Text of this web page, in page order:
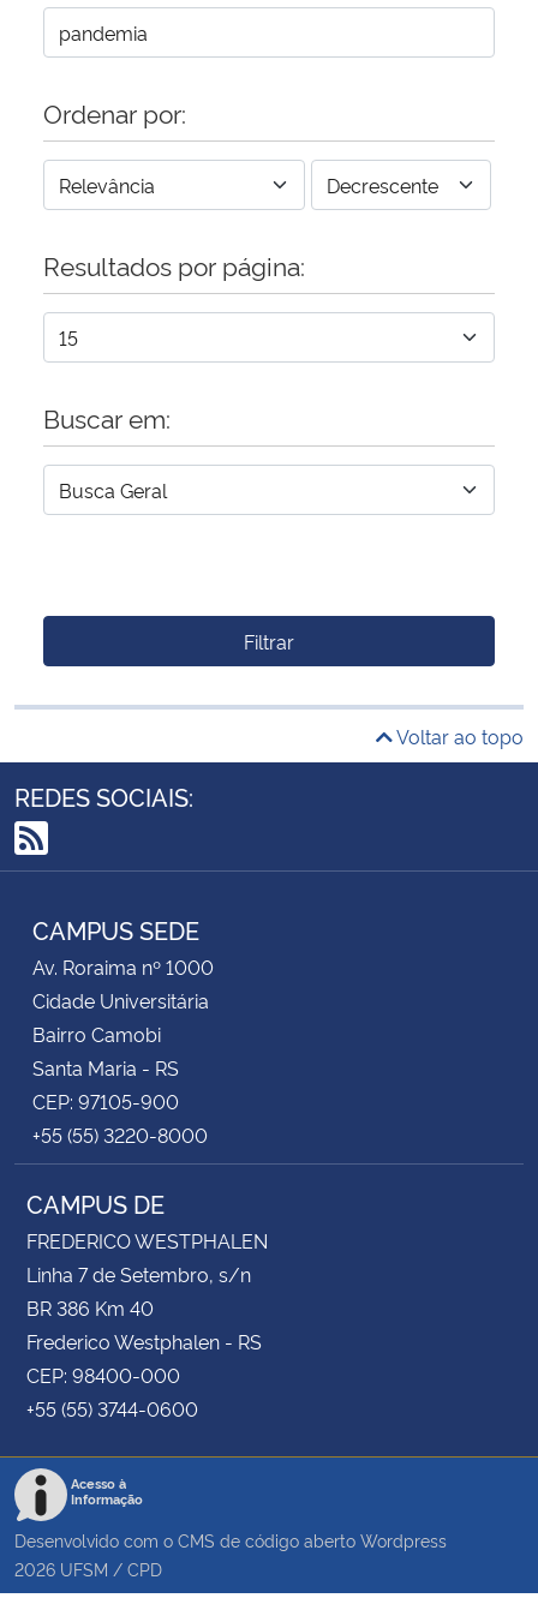
Ordenar por:
Resultados por página:
Buscar em:
Filtrar
Voltar ao topo
REDES SOCIAIS:
RSS
CAMPUS SEDE
Av. Roraima nº 1000
Cidade Universitária
Bairro Camobi
Santa Maria - RS
CEP: 97105-900
+55 (55) 3220-8000
CAMPUS DE
FREDERICO WESTPHALEN
Linha 7 de Setembro, s/n
BR 386 Km 40
Frederico Westphalen - RS
CEP: 98400-000
+55 (55) 3744-0600
Acesso à
Informação
Desenvolvido com o CMS de código aberto Wordpress
2026 UFSM / CPD